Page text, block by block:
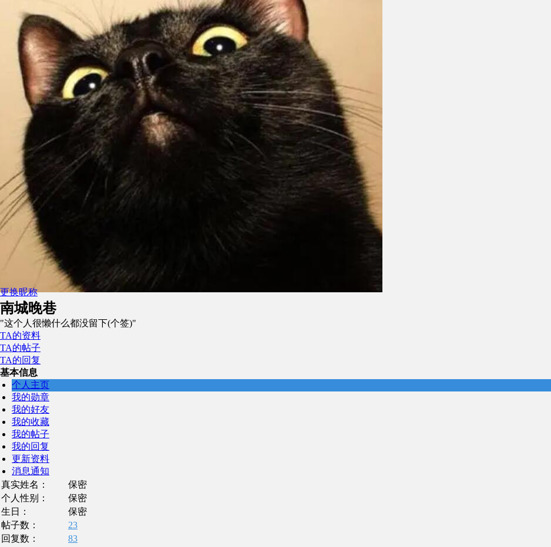
更换昵称
南城晚巷
"这个人很懒什么都没留下(个签)"
TA的资料
TA的帖子
TA的回复
基本信息
个人主页
我的勋章
我的好友
我的收藏
我的帖子
我的回复
更新资料
消息通知
真实姓名：
保密
个人性别：
保密
生日：
保密
帖子数：
23
回复数：
83